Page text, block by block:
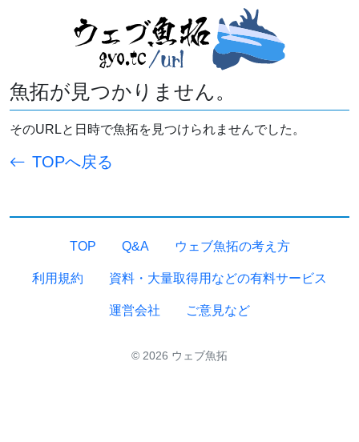
魚拓が見つかりません。
そのURLと日時で魚拓を見つけられませんでした。
TOPへ戻る
TOP Q&A ウェブ魚拓の考え方
利用規約 資料・大量取得用などの有料サービス
運営会社 ご意見など
© 2026 ウェブ魚拓